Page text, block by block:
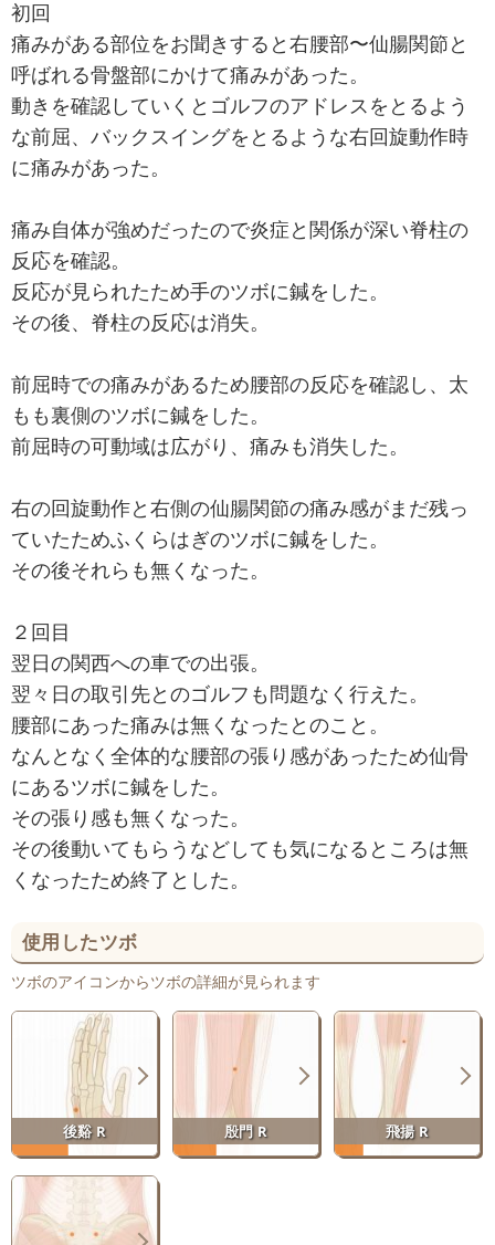
初回
痛みがある部位をお聞きすると右腰部〜仙腸関節と
呼ばれる骨盤部にかけて痛みがあった。
動きを確認していくとゴルフのアドレスをとるよう
な前屈、バックスイングをとるような右回旋動作時
に痛みがあった。
痛み自体が強めだったので炎症と関係が深い脊柱の
反応を確認。
反応が見られたため手のツボに鍼をした。
その後、脊柱の反応は消失。
前屈時での痛みがあるため腰部の反応を確認し、太
もも裏側のツボに鍼をした。
前屈時の可動域は広がり、痛みも消失した。
右の回旋動作と右側の仙腸関節の痛み感がまだ残っ
ていたためふくらはぎのツボに鍼をした。
その後それらも無くなった。
２回目
翌日の関西への車での出張。
翌々日の取引先とのゴルフも問題なく行えた。
腰部にあった痛みは無くなったとのこと。
なんとなく全体的な腰部の張り感があったため仙骨
にあるツボに鍼をした。
その張り感も無くなった。
その後動いてもらうなどしても気になるところは無
くなったため終了とした。
使用したツボ
ツボのアイコンからツボの詳細が見られます
後谿 R 殷門 R 飛揚 R